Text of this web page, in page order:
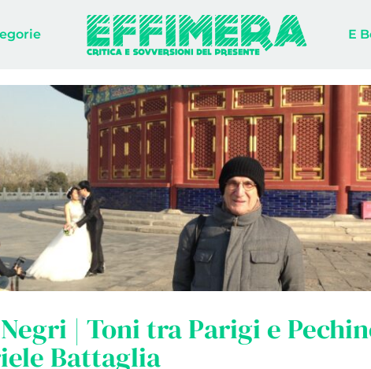
E
| Toni tra Parigi e
Battaglia